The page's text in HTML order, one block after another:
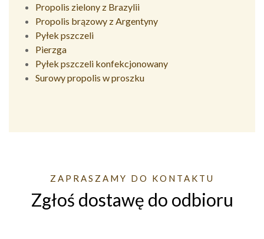
Propolis zielony z Brazylii
Propolis brązowy z Argentyny
Pyłek pszczeli
Pierzga
Pyłek pszczeli konfekcjonowany
Surowy propolis w proszku
ZAPRASZAMY DO KONTAKTU
Zgłoś dostawę do odbioru